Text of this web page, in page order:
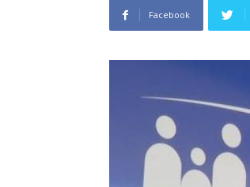
Facebook